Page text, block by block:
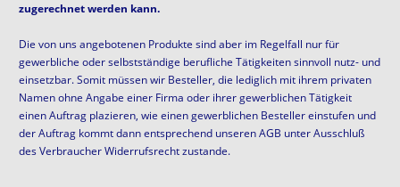
zugerechnet werden kann.
Die von uns angebotenen Produkte sind aber im Regelfall nur für
gewerbliche oder selbstständige berufliche Tätigkeiten sinnvoll nutz- und
einsetzbar. Somit müssen wir Besteller, die lediglich mit ihrem privaten
Namen ohne Angabe einer Firma oder ihrer gewerblichen Tätigkeit
einen Auftrag plazieren, wie einen gewerblichen Besteller einstufen und
der Auftrag kommt dann entsprechend unseren AGB unter Ausschluß
des Verbraucher Widerrufsrecht zustande.